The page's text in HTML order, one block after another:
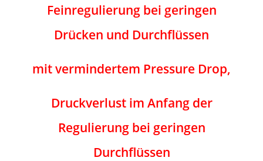
Feinregulierung bei geringen
Drücken und Durchflüssen
mit vermindertem Pressure Drop,
Druckverlust im Anfang der
Regulierung bei geringen
Durchflüssen